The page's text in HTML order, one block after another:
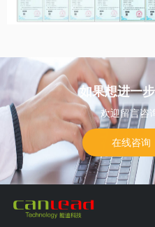
如果想进一
欢迎留言咨
在线咨询